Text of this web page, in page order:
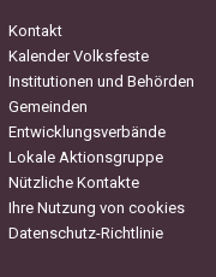
Kontakt
Kalender Volksfeste
Institutionen und Behörden
Gemeinden
Entwicklungsverbände
Lokale Aktionsgruppe
Nützliche Kontakte
Ihre Nutzung von cookies
Datenschutz-Richtlinie